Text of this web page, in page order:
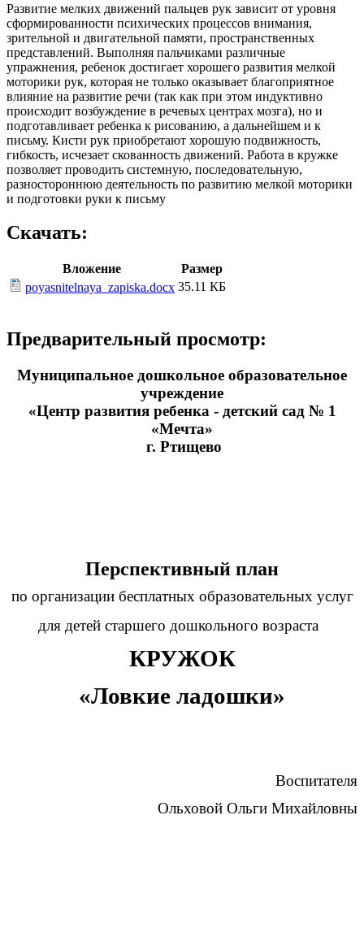
Развитие мелких движений пальцев рук зависит от уровня
сформированности психических процессов внимания,
зрительной и двигательной памяти, пространственных
представлений. Выполняя пальчиками различные
упражнения, ребенок достигает хорошего развития мелкой
моторики рук, которая не только оказывает благоприятное
влияние на развитие речи (так как при этом индуктивно
происходит возбуждение в речевых центрах мозга), но и
подготавливает ребенка к рисованию, а дальнейшем и к
письму. Кисти рук приобретают хорошую подвижность,
гибкость, исчезает скованность движений. Работа в кружке
позволяет проводить системную, последовательную,
разностороннюю деятельность по развитию мелкой моторики
и подготовки руки к письму
Скачать:
Вложение
Размер
poyasnitelnaya_zapiska.docx 35.11 КБ
Предварительный просмотр:
Муниципальное дошкольное образовательное
учреждение
«Центр развития ребенка - детский сад № 1
«Мечта»
г. Ртищево
Перспективный план
по организации бесплатных образовательных услуг
для детей старшего дошкольного возраста
КРУЖОК
«Ловкие ладошки»
Воспитателя
Ольховой Ольги Михайловны